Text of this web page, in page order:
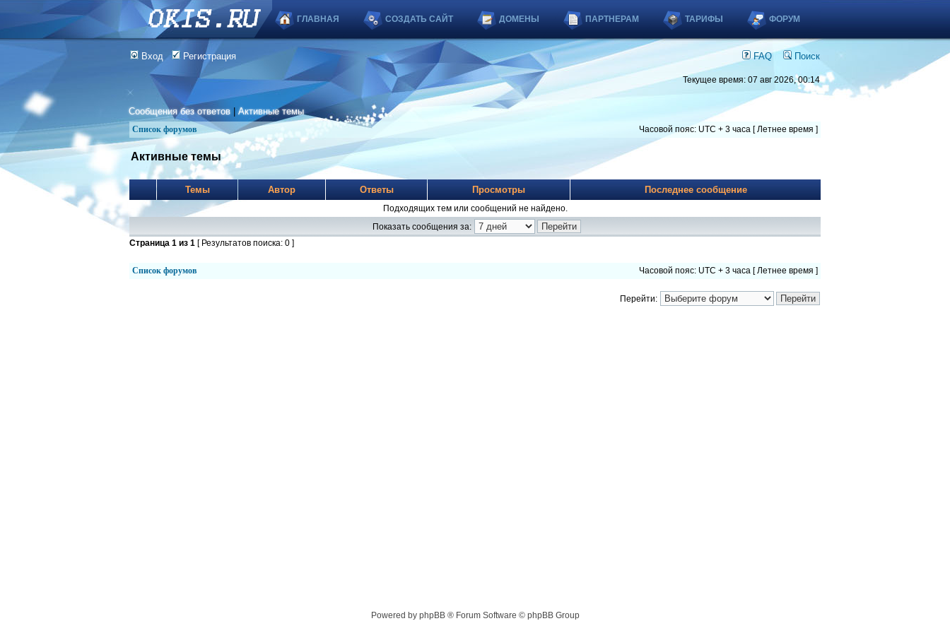
ГЛАВНАЯ СОЗДАТЬ САЙТ ДОМЕНЫ ПАРТНЕРАМ ТАРИФЫ ФОРУМ
Вход Регистрация FAQ Поиск
Текущее время: 07 авг 2026, 00:14
Сообщения без ответов |Активные темы
Список форумов Часовой пояс: UTC + 3 часа [ Летнее время ]
Активные темы
Темы Автор Ответы Просмотры Последнее сообщение
Подходящих тем или сообщений не найдено.
Показать сообщения за:
Страница 1 из 1 [ Результатов поиска: 0 ]
Список форумов Часовой пояс: UTC + 3 часа [ Летнее время ]
Перейти:
Powered by phpBB ® Forum Software © phpBB Group